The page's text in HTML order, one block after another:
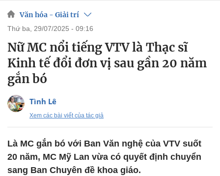
Văn hóa - Giải trí
thứ ba, 29/07/2025 - 09:16
Nữ MC nổi tiếng VTV là Thạc sĩ
Kinh tế đổi đơn vị sau gần 20 năm
gắn bó
Tình Lê
Xem các bài viết của tác giả
Là MC gắn bó với Ban Văn nghệ của VTV suốt
20 năm, MC Mỹ Lan vừa có quyết định chuyển
sang Ban Chuyên đề khoa giáo.